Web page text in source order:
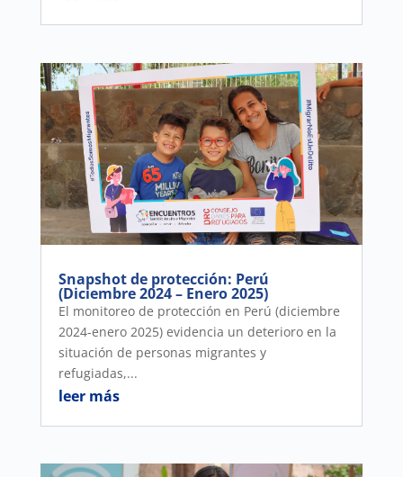
Snapshot de protección: Perú
(Diciembre 2024 – Enero 2025)
El monitoreo de protección en Perú (diciembre
2024-enero 2025) evidencia un deterioro en la
situación de personas migrantes y
refugiadas,...
leer más